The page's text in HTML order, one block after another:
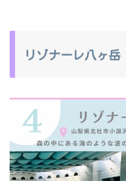
リゾナーレ八ヶ岳